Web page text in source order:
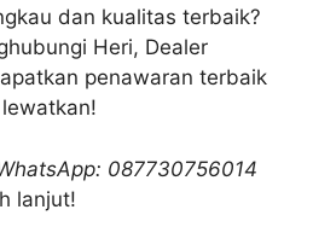
dan kualitas terbaik?
Heri, Dealer
penawaran terbaik
087730756014
lanjut!